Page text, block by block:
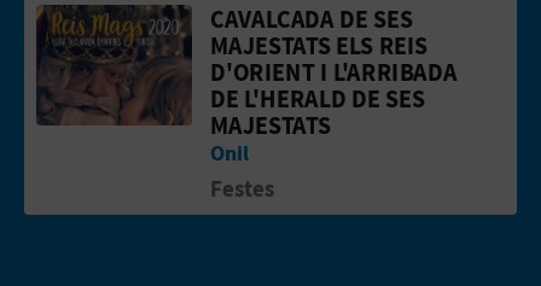
Anar a la web deCAVALCADA DE SES
CAVALCADA DE SES
MAJESTATS ELS REIS
D'ORIENT I L'ARRIBADA
DE L'HERALD DE SES
MAJESTATS
Onil
Festes